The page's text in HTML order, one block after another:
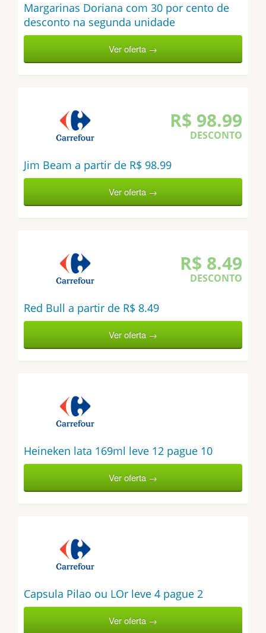
Margarinas Doriana com 30 por cento de
desconto na segunda unidade
Ver oferta →
R$ 98.99
DESCONTO
Jim Beam a partir de R$ 98.99
Ver oferta →
R$ 8.49
DESCONTO
Red Bull a partir de R$ 8.49
Ver oferta →
Heineken lata 169ml leve 12 pague 10
Ver oferta →
Capsula Pilao ou LOr leve 4 pague 2
Ver oferta →